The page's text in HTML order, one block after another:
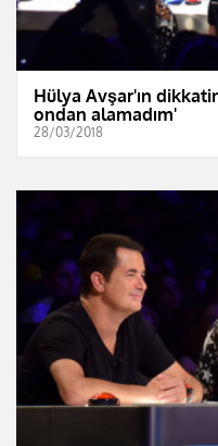
Hülya Avşar'ın
ondan alamadım'
28/03/2018